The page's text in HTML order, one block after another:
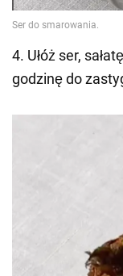
4. Ułóż ser,
godzinę do